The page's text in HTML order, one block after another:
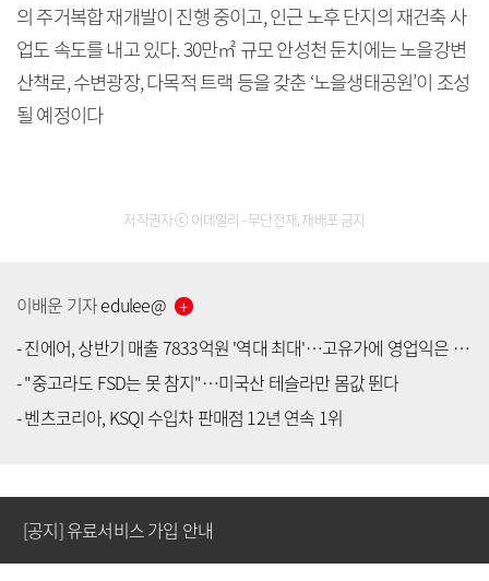
의 주거복합 재개발이 진행 중이고, 인근 노후 단지의 재건축 사
업도 속도를 내고 있다. 30만㎡ 규모 안성천 둔치에는 노을강변
산책로, 수변광장, 다목적 트랙 등을 갖춘 ‘노을생태공원’이 조성
될 예정이다
저작권자 ⓒ 이데일리 - 무단전재, 재배포 금지
이배운 기자edulee@
-진에어, 상반기 매출 7833억원 '역대 최대'…고유가에 영업익은 적자전환
-"중고라도 FSD는 못 참지"…미국산 테슬라만 몸값 뛴다
-벤츠코리아, KSQI 수입차 판매점 12년 연속 1위
[공지] 유료서비스 가입 안내
[공지] 유료서비스 가입 안내